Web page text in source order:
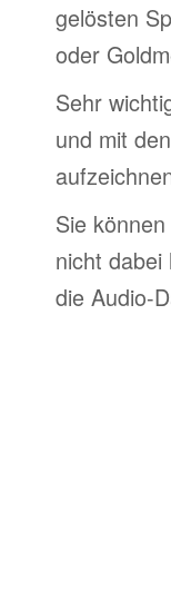
gelösten
oder
Sehr
und mit
Sie
nicht
die Audio-